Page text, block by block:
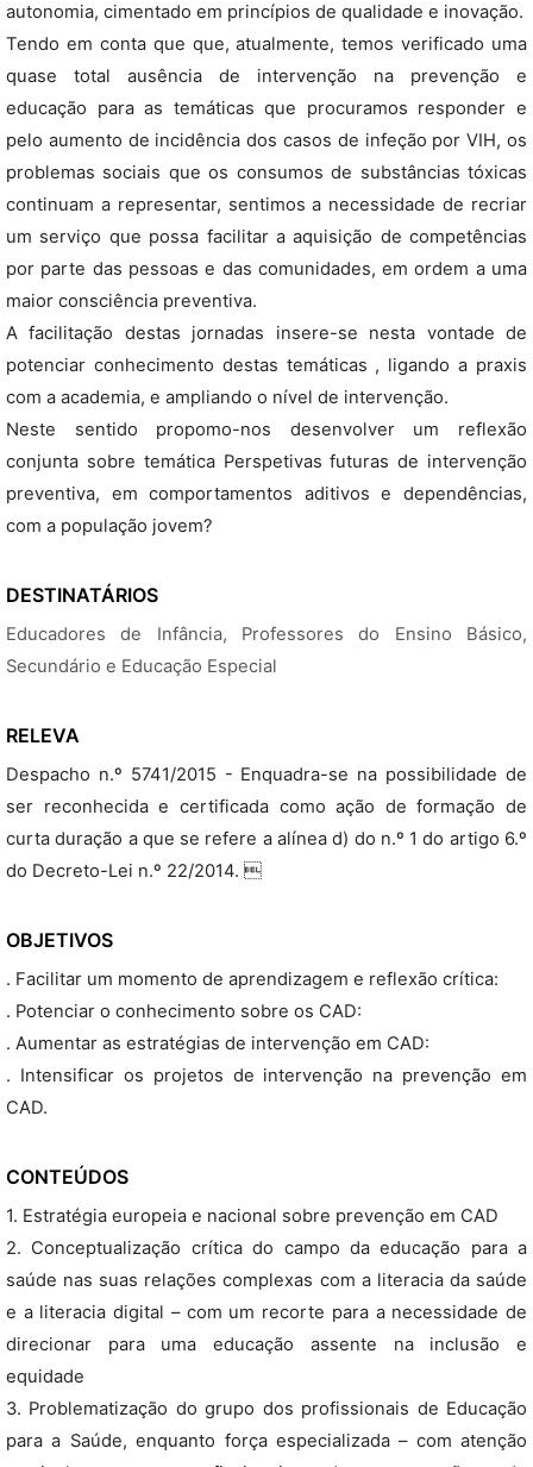
autonomia, cimentado em princípios de qualidade e inovação.
Tendo em conta que que, atualmente, temos verificado uma
quase total ausência de intervenção na prevenção e
educação para as temáticas que procuramos responder e
pelo aumento de incidência dos casos de infeção por VIH, os
problemas sociais que os consumos de substâncias tóxicas
continuam a representar, sentimos a necessidade de recriar
um serviço que possa facilitar a aquisição de competências
por parte das pessoas e das comunidades, em ordem a uma
maior consciência preventiva.
A facilitação destas jornadas insere-se nesta vontade de
potenciar conhecimento destas temáticas , ligando a praxis
com a academia, e ampliando o nível de intervenção.
Neste sentido propomo-nos desenvolver um reflexão
conjunta sobre temática Perspetivas futuras de intervenção
preventiva, em comportamentos aditivos e dependências,
com a população jovem?
DESTINATÁRIOS
Educadores de Infância, Professores do Ensino Básico,
Secundário e Educação Especial
RELEVA
Despacho n.º 5741/2015 - Enquadra-se na possibilidade de
ser reconhecida e certificada como ação de formação de
curta duração a que se refere a alínea d) do n.º 1 do artigo 6.º
do Decreto-Lei n.º 22/2014. 
OBJETIVOS
. Facilitar um momento de aprendizagem e reflexão crítica:
. Potenciar o conhecimento sobre os CAD:
. Aumentar as estratégias de intervenção em CAD:
. Intensificar os projetos de intervenção na prevenção em
CAD.
CONTEÚDOS
1. Estratégia europeia e nacional sobre prevenção em CAD
2. Conceptualização crítica do campo da educação para a
saúde nas suas relações complexas com a literacia da saúde
e a literacia digital – com um recorte para a necessidade de
direcionar para uma educação assente na inclusão e
equidade
3. Problematização do grupo dos profissionais de Educação
para a Saúde, enquanto força especializada – com atenção